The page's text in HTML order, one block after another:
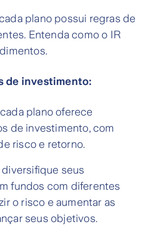
plano possui regras de
Entenda como o IR
de investimento:
plano oferece
de investimento, com
risco e retorno.
diversifique seus
fundos com diferentes
o risco e aumentar as
seus objetivos.